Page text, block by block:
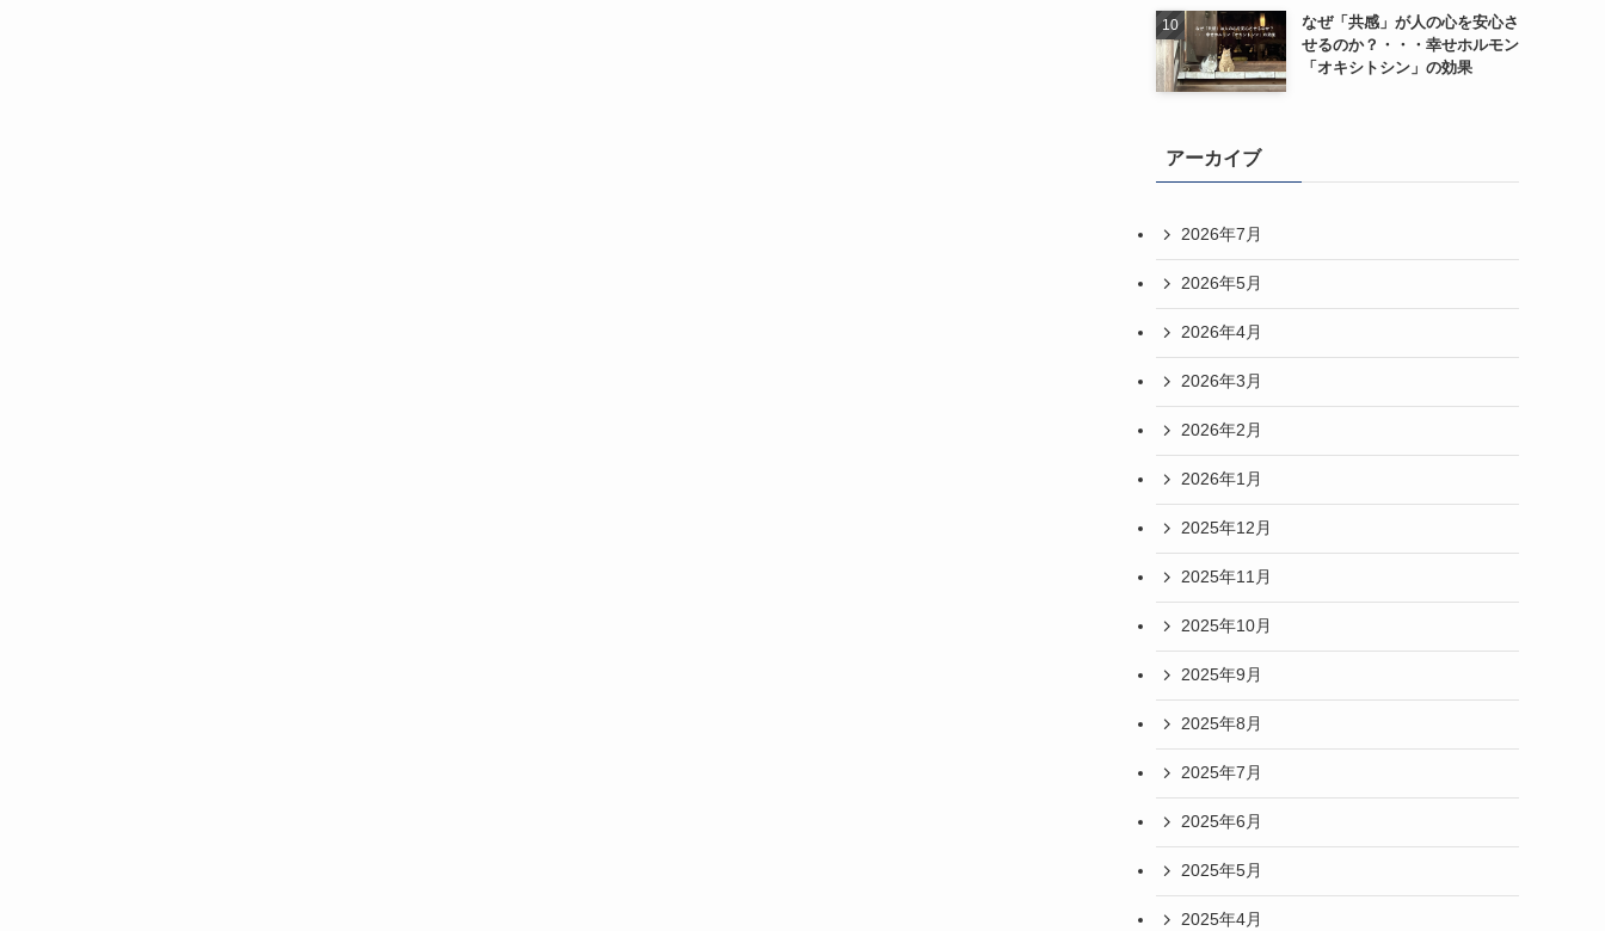
なぜ「共感」が人の心を安心さ
せるのか？・・・幸せホルモン
「オキシトシン」の効果
アーカイブ
2026年7月
2026年5月
2026年4月
2026年3月
2026年2月
2026年1月
2025年12月
2025年11月
2025年10月
2025年9月
2025年8月
2025年7月
2025年6月
2025年5月
2025年4月